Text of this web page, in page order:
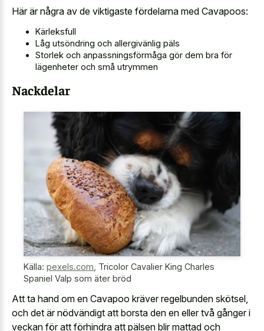
Här är några av de viktigaste fördelarna med Cavapoos:
Kärleksfull
Låg utsöndring och allergivänlig päls
Storlek och anpassningsförmåga gör dem bra för
lägenheter och små utrymmen
Nackdelar
Källa: pexels.com Tricolor Cavalier King Charles
Spaniel Valp som äter bröd
Att ta hand om en Cavapoo kräver regelbunden skötsel,
och det är nödvändigt att borsta den en eller två gånger i
veckan för att förhindra att pälsen blir mattad och